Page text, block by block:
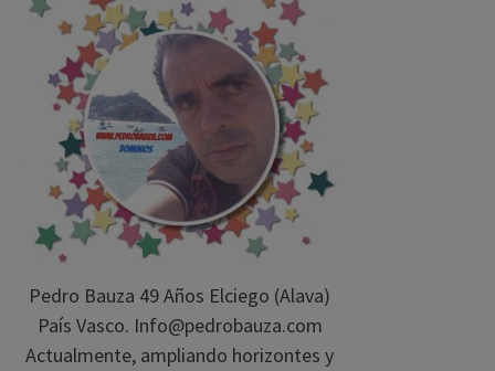
Pedro Bauza 49 Años Elciego (Alava)
País Vasco. Info@pedrobauza.com
Actualmente, ampliando horizontes y